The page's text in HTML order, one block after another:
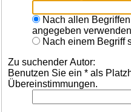
Nach allen
angegeben verwenden
Nach einem Begriff
Zu suchender Autor:
Benutzen Sie ein * als
Übereinstimmungen.